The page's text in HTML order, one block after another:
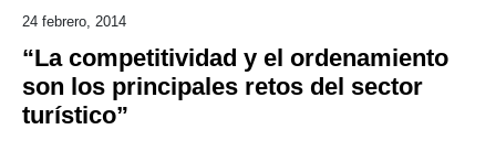
24 febrero, 2014
“La competitividad y el ordenamiento
son los principales retos del sector
turístico”